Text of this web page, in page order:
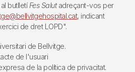
butlletí Fes Salutadreçant-vos per
, indicant
de dret LOPD".
de Bellvitge.
de l'usuari
de la política de privacitat.